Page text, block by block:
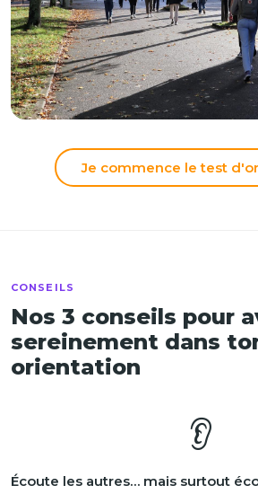
Je commence le test
CONSEILS
Nos 3 conseils pour
sereinement dans
orientation
👂
Écoute les autres… mais surtout